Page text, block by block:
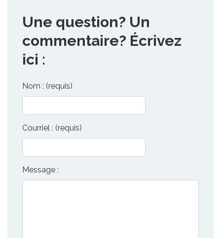
Une question? Un
commentaire? Écrivez
ici :
Nom : (requis)
Courriel : (requis)
Message :